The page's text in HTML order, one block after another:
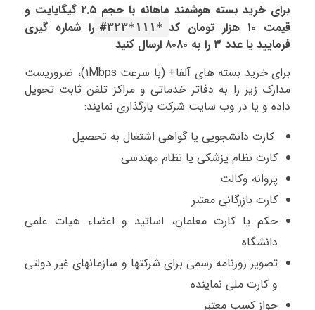
برای خرید بسته هوشمند ماهانه با حجم ۲.۵ گیگایایت و
قیمت ۱۰ هزار تومان کد
*۱۱۱*۳۲۳#
را شماره گیری
فرمایید یا عدد ۳ را به ۸۰۸۰ ارسال کنید
برای خرید بسته های آلفا+ (با سرعت ۱Mbps)، ضروریست
مدارک زیر را به دفاتر خدماتی و مراکز تلفن ثابت تحویل
داده و یا در وب سایت شرکت بارگذاری نمایند:
کارت دانشجویی یا گواهی اشتغال به تحصیل
کارت نظام پزشکی یا نظام مهندسی
پروانه وکالت
کارت بازرگانی معتبر
حکم یا کارت معلمان، اساتید و اعضاء هیات علمی
دانشگاه
تصویر روزنامه رسمی برای شرکتها و سازمانهای غیر دولتی
و کارت ملی نماینده
جواز کسب معتبر